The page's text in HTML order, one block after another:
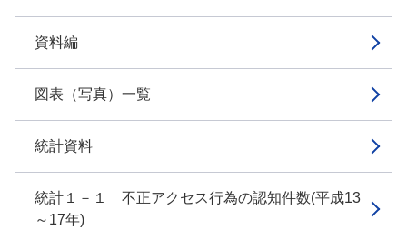
資料編
図表（写真）一覧
統計資料
統計１－１ 不正アクセス行為の認知件数(平成13
～17年)